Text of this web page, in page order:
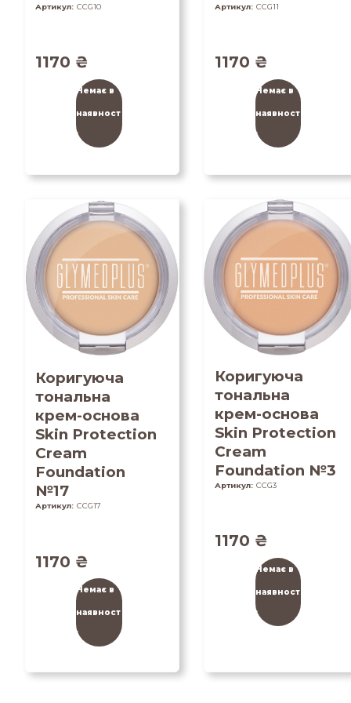
Артикул: CCG10
1170 ₴
Немає в
наявност
і
Артикул: CCG11
1170 ₴
Немає в
наявност
і
Коригуюча
тональна
крем-основа
Skin Protection
Cream
Foundation
№17
Артикул: CCG17
1170 ₴
Немає в
наявност
і
Коригуюча
тональна
крем-основа
Skin Protection
Cream
Foundation №3
Артикул: CCG3
1170 ₴
Немає в
наявност
і